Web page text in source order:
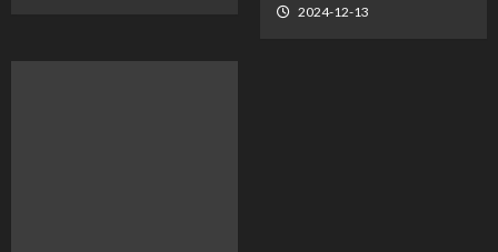
2024-12-13